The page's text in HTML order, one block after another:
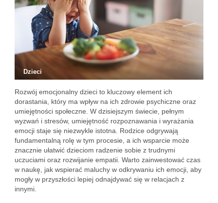
Dzieci
Rozwój emocjonalny dzieci to kluczowy element ich
dorastania, który ma wpływ na ich zdrowie psychiczne oraz
umiejętności społeczne. W dzisiejszym świecie, pełnym
wyzwań i stresów, umiejętność rozpoznawania i wyrażania
emocji staje się niezwykle istotna. Rodzice odgrywają
fundamentalną rolę w tym procesie, a ich wsparcie może
znacznie ułatwić dzieciom radzenie sobie z trudnymi
uczuciami oraz rozwijanie empatii. Warto zainwestować czas
w naukę, jak wspierać maluchy w odkrywaniu ich emocji, aby
mogły w przyszłości lepiej odnajdywać się w relacjach z
innymi.